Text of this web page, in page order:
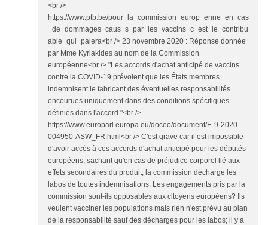
<br />
https://www.ptb.be/pour_la_commission_europ_enne_en_cas
_de_dommages_caus_s_par_les_vaccins_c_est_le_contribu
able_qui_paiera<br /> 23 novembre 2020 : Réponse donnée
par Mme Kyriakides au nom de la Commission
européenne<br /> "Les accords d'achat anticipé de vaccins
contre la COVID-19 prévoient que les États membres
indemnisent le fabricant des éventuelles responsabilités
encourues uniquement dans des conditions spécifiques
définies dans l'accord."<br />
https://www.europarl.europa.eu/doceo/document/E-9-2020-
004950-ASW_FR.html<br /> C'est grave car il est impossible
d'avoir accès à ces accords d'achat anticipé pour les députés
européens, sachant qu'en cas de préjudice corporel lié aux
effets secondaires du produit, la commission décharge les
labos de toutes indemnisations. Les engagements pris par la
commission sont-ils opposables aux citoyens européens? Ils
veulent vacciner les populations mais rien n'est prévu au plan
de la responsabilité sauf des décharges pour les labos; il y a